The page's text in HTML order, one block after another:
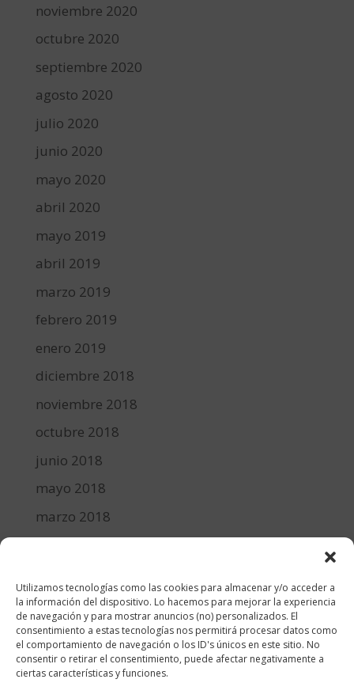
Utilizamos tecnologías como las cookies para almacenar y/o acceder a
la información del dispositivo. Lo hacemos para mejorar la experiencia
de navegación y para mostrar anuncios (no) personalizados. El
consentimiento a estas tecnologías nos permitirá procesar datos como
el comportamiento de navegación o los ID's únicos en este sitio. No
consentir o retirar el consentimiento, puede afectar negativamente a
ciertas características y funciones.
noviembre 2020
octubre 2020
septiembre 2020
agosto 2020
julio 2020
junio 2020
mayo 2020
abril 2020
mayo 2019
abril 2019
marzo 2019
febrero 2019
enero 2019
diciembre 2018
noviembre 2018
octubre 2018
junio 2018
mayo 2018
marzo 2018
diciembre 2017
Categorías
cocina y recetas